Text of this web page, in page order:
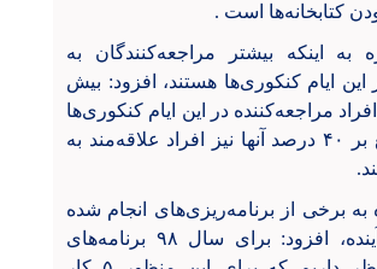
کتابخانه‌ها است .
به اینکه بیشتر مراجعه‌کنندگان به
این ایام کنکوری‌ها هستند، افزود: بیش
افراد مراجعه‌کننده در این ایام کنکوری‌ها
هستند و بالغ بر ۴۰ درصد آنها نیز افراد علاقه‌مند به
به برخی از برنامه‌ریزی‌های انجام شده
برای سال آینده، افزود: برای سال ۹۸ برنامه‌های